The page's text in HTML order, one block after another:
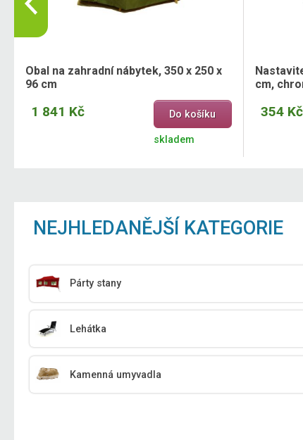
Obal na zahradní nábytek, 350 x 250 x
96 cm
1 841 Kč Do košíku
skladem
cm,
354 Kč
NEJHLEDANĚJŠÍ KATEGORIE
Párty stany
Lehátka
Kamenná umyvadla